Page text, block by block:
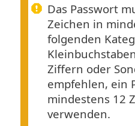
Das Passwort
Zeichen in
folgenden
Ziffern oder
empfehlen, ein
mindestens 12
verwenden.